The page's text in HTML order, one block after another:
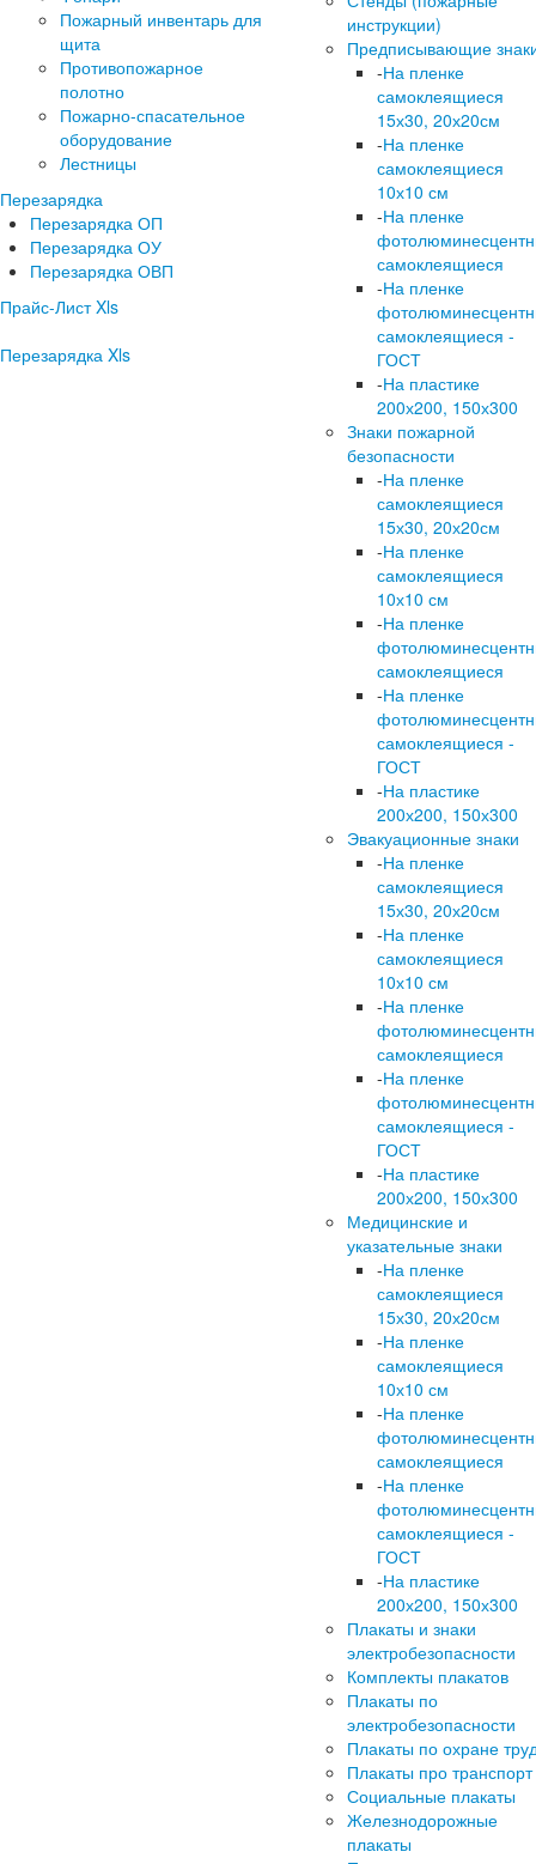
Пожарный инвентарь для
щита
Противопожарное
полотно
Пожарно-спасательное
оборудование
Лестницы
Перезарядка
Перезарядка ОП
Перезарядка ОУ
Перезарядка ОВП
Прайс-Лист Xls
Перезарядка Xls
инструкции)
Предписывающие
-На пленке
самоклеящиеся
15х30, 20х20см
-На пленке
самоклеящиеся
10х10 см
-На пленке
самоклеящиеся
-На пленке
самоклеящиеся -
ГОСТ
-На пластике
200х200, 150х300
Знаки пожарной
безопасности
-На пленке
самоклеящиеся
15х30, 20х20см
-На пленке
самоклеящиеся
10х10 см
-На пленке
самоклеящиеся
-На пленке
самоклеящиеся -
ГОСТ
-На пластике
200х200, 150х300
Эвакуационные знаки
-На пленке
самоклеящиеся
15х30, 20х20см
-На пленке
самоклеящиеся
10х10 см
-На пленке
самоклеящиеся
-На пленке
самоклеящиеся -
ГОСТ
-На пластике
200х200, 150х300
Медицинские и
указательные знаки
-На пленке
самоклеящиеся
15х30, 20х20см
-На пленке
самоклеящиеся
10х10 см
-На пленке
самоклеящиеся
-На пленке
самоклеящиеся -
ГОСТ
-На пластике
200х200, 150х300
Плакаты и знаки
электробезопасности
Комплекты плакатов
Плакаты по
электробезопасности
Плакаты по охране
Плакаты про транспорт
Социальные плакаты
Железнодорожные
плакаты